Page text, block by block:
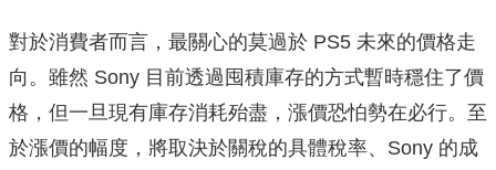
對於消費者而言，最關心的莫過於 PS5 未來的價格走
向。雖然 Sony 目前透過囤積庫存的方式暫時穩住了價
格，但一旦現有庫存消耗殆盡，漲價恐怕勢在必行。至
於漲價的幅度，將取決於關稅的具體稅率、Sony 的成